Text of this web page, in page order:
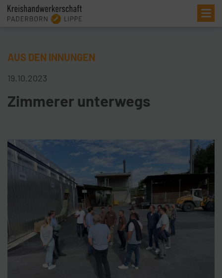
AUS DEN INNUNGEN
19.10.2023
Zimmerer unterwegs